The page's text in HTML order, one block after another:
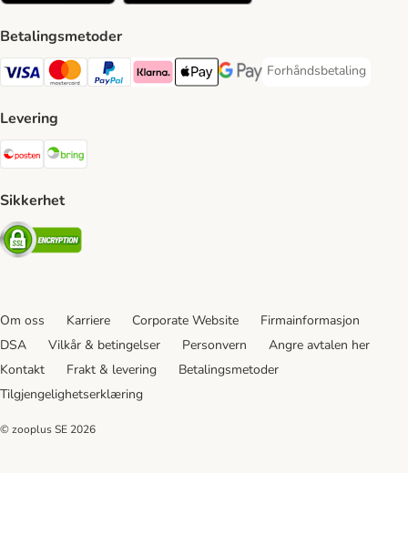
Betalingsmetoder
Visa Payment Method
Mastercard Payment Method
PayPal Payment Method
Klarna Payment Method
Apple Pay Payment Method
Google Pay Payment Method
Forhåndsbetaling
Forhåndsbetaling
Levering
Posten Shipping Method
Sikkerhet
Security
Om oss Karriere Corporate Website
Firmainformasjon
DSA
Vilkår & betingelser Personvern
Angre avtalen her
Kontakt
Frakt & levering
Betalingsmetoder
Tilgjengelighetserklæring
© zooplus SE 2026